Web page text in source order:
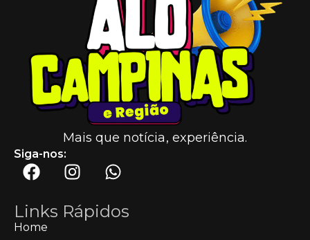
Mais que notícia, experiência.
Siga-nos:
Links Rápidos
Home